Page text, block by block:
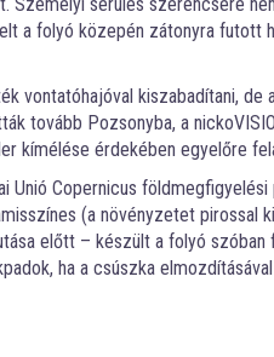
a folyó közepén zátonyra futott
vontatóhajóval kiszabadítani, de
tovább Pozsonyba, a
kímélése érdekében egyelőre
Unió Copernicus
(a növényzetet pirossal
előtt – készült a folyó szóban
ha a csúszka